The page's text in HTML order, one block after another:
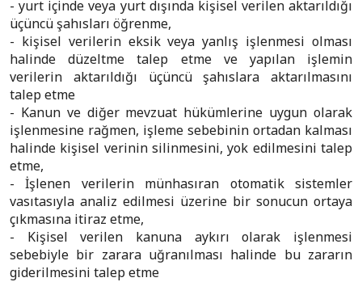
- yurt içinde veya yurt dışında kişisel verilen aktarıldığı
üçüncü şahısları öğrenme,
- kişisel verilerin eksik veya yanlış işlenmesi olması
halinde düzeltme talep etme ve yapılan işlemin
verilerin aktarıldığı üçüncü şahıslara aktarılmasını
talep etme
- Kanun ve diğer mevzuat hükümlerine uygun olarak
işlenmesine rağmen, işleme sebebinin ortadan kalması
halinde kişisel verinin silinmesini, yok edilmesini talep
etme,
- İşlenen verilerin münhasıran otomatik sistemler
vasıtasıyla analiz edilmesi üzerine bir sonucun ortaya
çıkmasına itiraz etme,
- Kişisel verilen kanuna aykırı olarak işlenmesi
sebebiyle bir zarara uğranılması halinde bu zararın
giderilmesini talep etme